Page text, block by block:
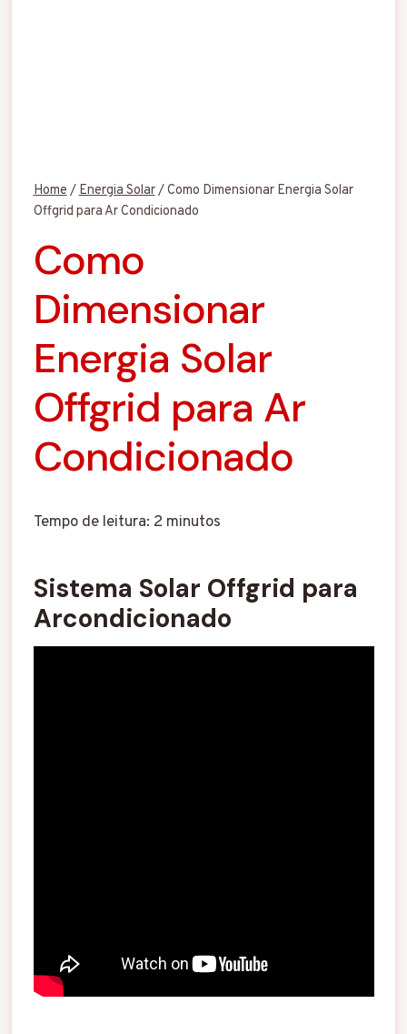
Home/Energia Solar/Como Dimensionar Energia Solar
Offgrid para Ar Condicionado
Como
Dimensionar
Energia Solar
Offgrid para Ar
Condicionado
Tempo de leitura: 2 minutos
Sistema Solar Offgrid para
Arcondicionado